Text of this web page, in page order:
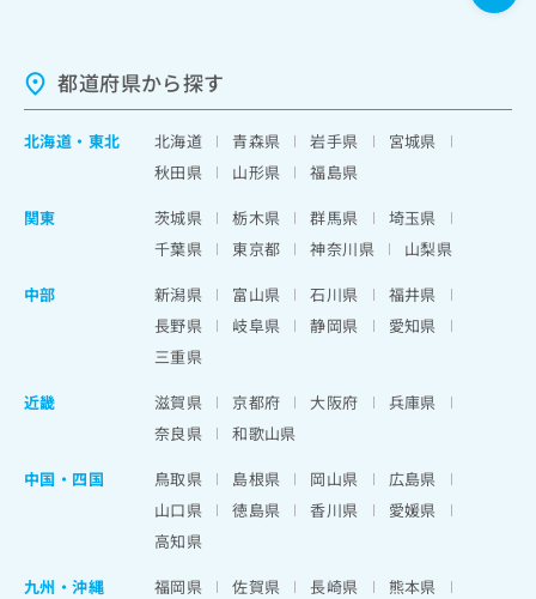
都道府県から探す
北海道 ・ 東北 北海道 青森県 岩手県
宮城県
秋田県
山形県
福島県
関東
茨城県 栃木県 群馬県
埼玉県
千葉県
東京都 神奈川県
山梨県
中部
新潟県 富山県 石川県
福井県
長野県
岐阜県 静岡県
愛知県
三重県
近畿
滋賀県 京都府 大阪府
兵庫県
奈良県
和歌山県
中国・四国
鳥取県 島根県 岡山県
広島県
山口県
徳島県 香川県
愛媛県
高知県
九州・沖縄
福岡県 佐賀県 長崎県
熊本県